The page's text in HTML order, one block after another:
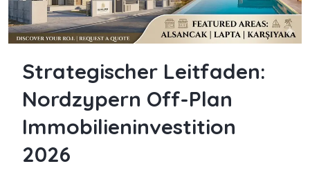
Strategischer Leitfaden:
Nordzypern Off-Plan
Immobilieninvestition
2026